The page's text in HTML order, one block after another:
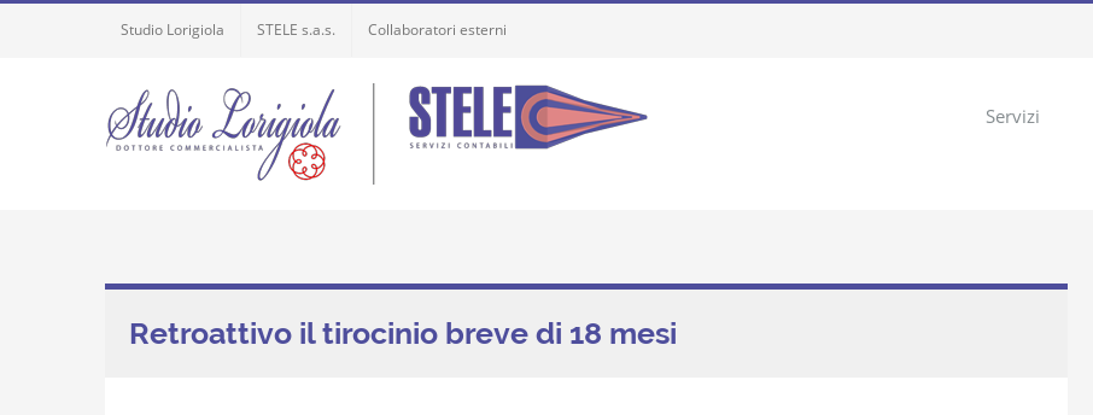
Studio Lorigiola STELE s.a.s. Collaboratori esterni
Servizi
Retroattivo il tirocinio breve di 18 mesi